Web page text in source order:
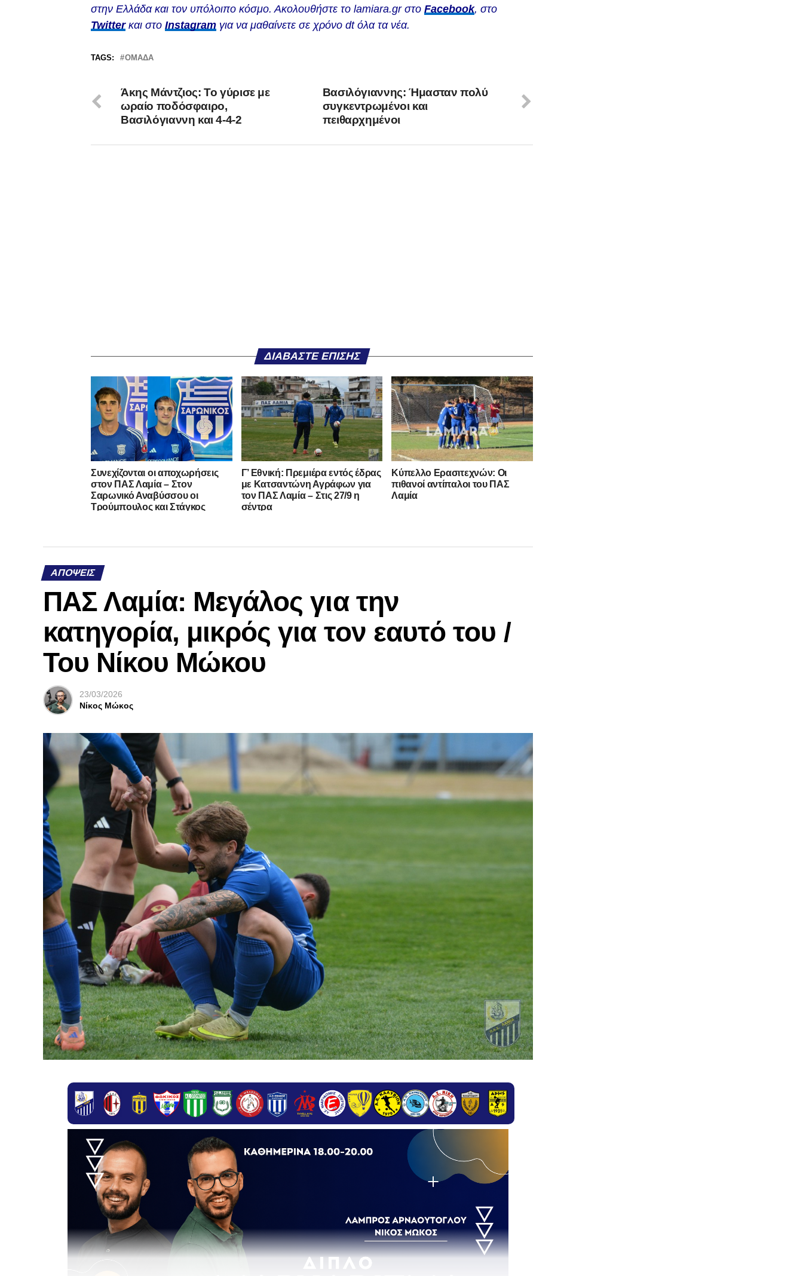
στην Ελλάδα και τον υπόλοιπο κόσμο. Ακολουθήστε το lamiara.gr στο Facebook, στο
Twitterκαι στο Instagram για να μαθαίνετε σε χρόνο dt όλα τα νέα.
TAGS: ΟΜΆΔΑ
Βασιλόγιαννης: Ήμασταν πολύ
συγκεντρωμένοι και
πειθαρχημένοι
Άκης Μάντζιος: Το γύρισε με
ωραίο ποδόσφαιρο,
Βασιλόγιαννη και 4-4-2
ΔΙΑΒΆΣΤΕ ΕΠΊΣΗΣ
Συνεχίζονται οι αποχωρήσεις
στον ΠΑΣ Λαμία – Στον
Σαρωνικό Αναβύσσου οι
Τρούμπουλος και Στάγκος
Γ’ Εθνική: Πρεμιέρα εντός έδρας
με Κατσαντώνη Αγράφων για
τον ΠΑΣ Λαμία – Στις 27/9 η
σέντρα
Κύπελλο Ερασιτεχνών: Οι
πιθανοί αντίπαλοι του ΠΑΣ
Λαμία
ΑΠΌΨΕΙΣ
ΠΑΣ Λαμία: Μεγάλος για την
κατηγορία, μικρός για τον εαυτό του /
Του Νίκου Μώκου
23/03/2026
Νίκος Μώκος